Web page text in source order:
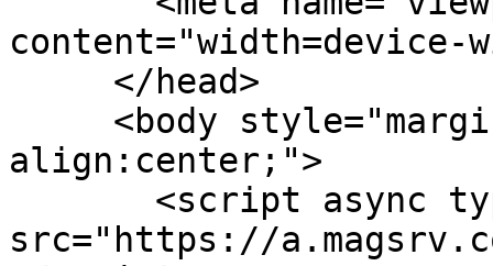
align:center;">
src="https://